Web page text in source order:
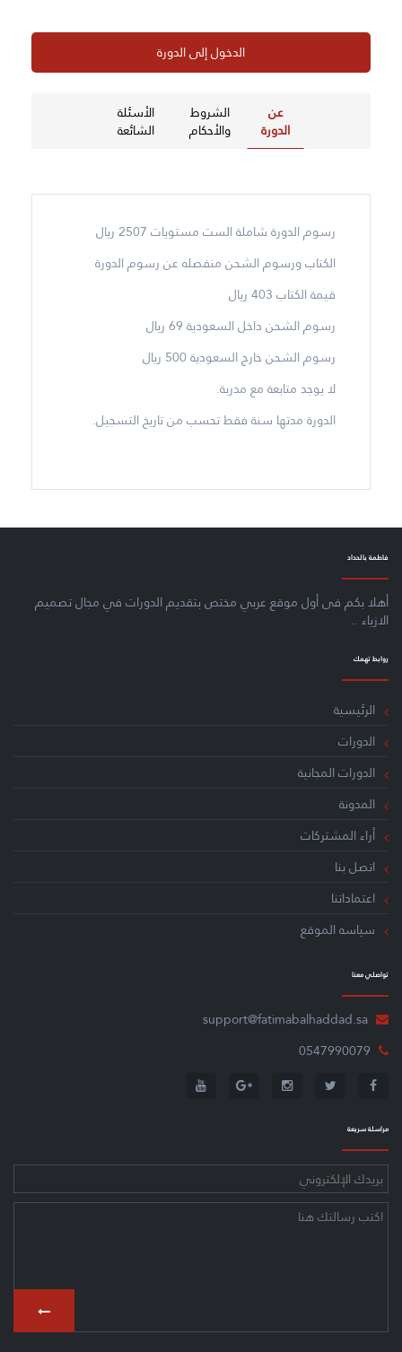
الدخول إلى الدورة
عن
الدورة
الشروط
والأحكام
الأسئلة
الشائعة
رسوم الدورة شاملة الست مستويات 2507 ريال
الكتاب ورسوم الشحن منفصله عن رسوم الدورة
قيمة الكتاب 403 ريال
رسوم الشحن داخل السعودية 69 ريال
رسوم الشحن خارج السعودية 500 ريال
لا يوجد متابعة مع مدربة.
الدورة مدتها سنة فقط تحسب من تاريخ التسجيل.
ﻓﺎﻃﻤﺔ ﺑﺎﻟﺤﺪاﺩ
أهلا بكم فى أول موقع عربي مختص بتقديم الدورات في مجال تصميم
الازياء ..
ﺭﻭاﺑﻂ ﺗﻬﻤﻚ
اﻟﺮﺋﻴﺴﻴﺔ
اﻟﺪﻭﺭاﺕ
الدورات المجانية
اﻟﻤﺪﻭﻧﺔ
ﺃﺭاء اﻟﻤﺸﺘﺮﻛﺎﺕ
اﺗﺼﻞ ﺑﻨﺎ
اعتماداتنا
سياسه الموقع
ﺗﻮاﺻﻠﻲ ﻣﻌﻨﺎ
support@fatimabalhaddad.sa
0547990079
ﻣﺮاﺳﻠﺔ ﺳﺮﻳﻌﺔ